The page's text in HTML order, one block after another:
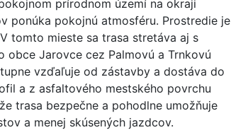
prírodnom území na okraji
ponúka pokojnú atmosféru. Prostredie je
tomto mieste sa trasa stretáva aj s
obce Jarovce cez Palmovú a Trnkovú
vzďaľuje od zástavby a dostáva do
a z asfaltového mestského povrchu
trasa bezpečne a pohodlne umožňuje
a menej skúsených jazdcov.